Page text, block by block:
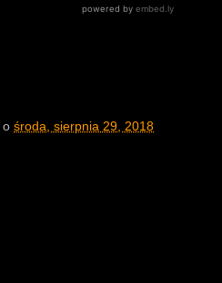
o środa, sierpnia 29, 2018